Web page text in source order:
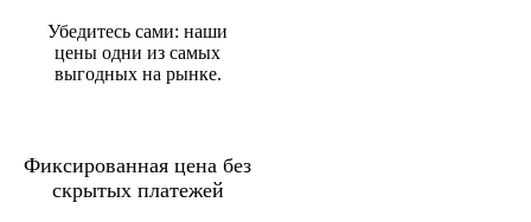
Убедитесь сами: наши
цены одни из самых
выгодных на рынке.
Фиксированная цена без
скрытых платежей